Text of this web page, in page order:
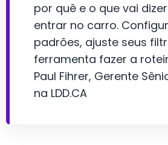
por quê e o que vai
entrar no carro.
padrões, ajuste seus
ferramenta fazer a
Paul Fihrer, Gerente
na LDD.CA